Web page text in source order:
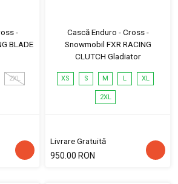
-
BLADE
2XL
Cască Enduro - Cross -
Snowmobil FXR RACING
CLUTCH Gladiator
XS S M L XL
2XL
Livrare Gratuită
950.00 RON